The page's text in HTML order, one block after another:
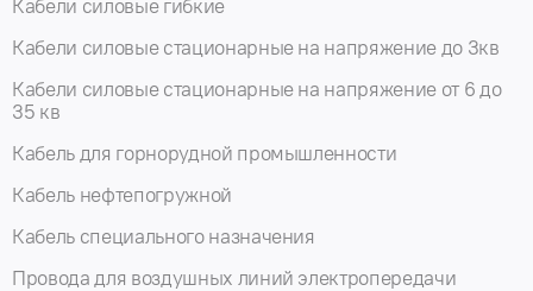
Кабели силовые гибкие
Кабели силовые стационарные на напряжение до 3кв
Кабели силовые стационарные на напряжение от 6 до
35 кв
Кабель для горнорудной промышленности
Кабель нефтепогружной
Кабель специального назначения
Провода для воздушных линий электропередачи